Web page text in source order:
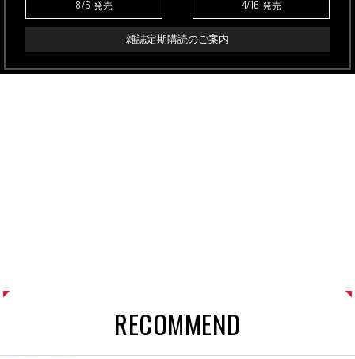
8/6 発売 4/16 発売
雑誌定期購読のご案内
RECOMMEND